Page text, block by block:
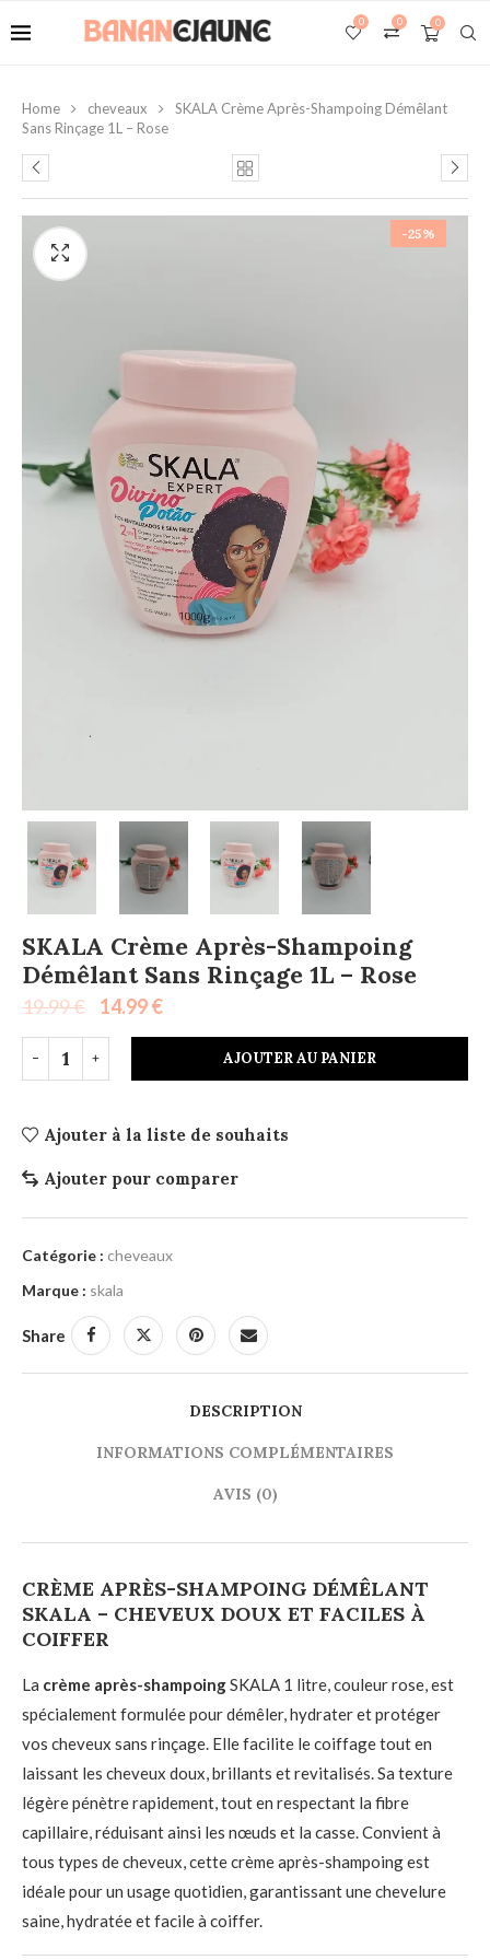
0
0
0
Home cheveaux
SKALA Crème Après-Shampoing Démêlant
Sans Rinçage 1L – Rose
-25%
SKALA Crème Après-Shampoing
Démêlant Sans Rinçage 1L – Rose
19.99€ 14.99€
AJOUTER AU PANIER
Ajouter à la liste de souhaits
Ajouter pour comparer
Catégorie : cheveaux
Marque : skala
Share
DESCRIPTION
INFORMATIONS COMPLÉMENTAIRES
AVIS (0)
CRÈME APRÈS-SHAMPOING DÉMÊLANT
SKALA – CHEVEUX DOUX ET FACILES À
COIFFER
La crème après-shampoingSKALA 1 litre, couleur rose, est
spécialement formulée pour démêler, hydrater et protéger
vos cheveux sans rinçage. Elle facilite le coiffage tout en
laissant les cheveux doux, brillants et revitalisés. Sa texture
légère pénètre rapidement, tout en respectant la fibre
capillaire, réduisant ainsi les nœuds et la casse. Convient à
tous types de cheveux, cette crème après-shampoing est
idéale pour un usage quotidien, garantissant une chevelure
saine, hydratée et facile à coiffer.